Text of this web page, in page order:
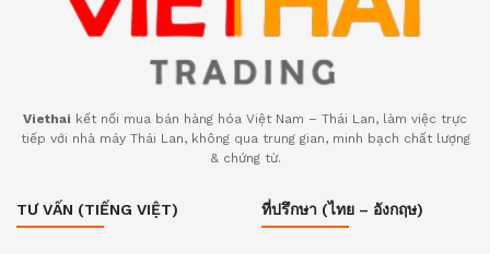
Viethai kết nối mua bán hàng hóa Việt Nam – Thái Lan, làm việc trực
tiếp với nhà máy Thái Lan, không qua trung gian, minh bạch chất lượng
& chứng từ.
TƯ VẤN (TIẾNG VIỆT) ที่ปรึกษา (ไทย – อังกฤษ)